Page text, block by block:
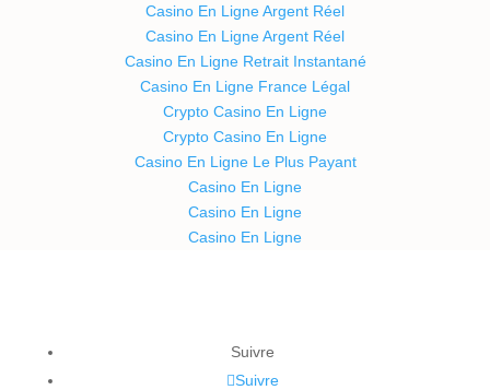
Casino En Ligne Argent Réel
Casino En Ligne Argent Réel
Casino En Ligne Retrait Instantané
Casino En Ligne France Légal
Crypto Casino En Ligne
Crypto Casino En Ligne
Casino En Ligne Le Plus Payant
Casino En Ligne
Casino En Ligne
Casino En Ligne
Suivre
Suivre